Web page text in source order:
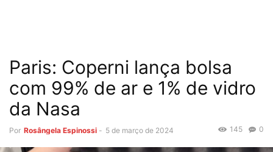
Paris: Coperni lança bolsa
com 99% de ar e 1% de vidro
da Nasa
Por Rosângela Espinossi - 5 de março de 2024 0
145